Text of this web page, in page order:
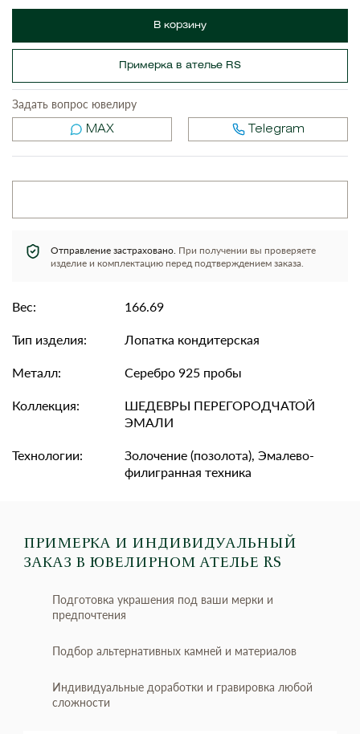
В корзину
Примерка в ателье RS
Задать вопрос ювелиру
MAX Telegram
Отправление застраховано. При получении вы проверяете
изделие и комплектацию перед подтверждением заказа.
Вес:
166.69
Тип изделия:
Лопатка кондитерская
Металл:
Серебро 925 пробы
Коллекция:
ШЕДЕВРЫ ПЕРЕГОРОДЧАТОЙ
ЭМАЛИ
Технологии:
Золочение (позолота), Эмалево-
филигранная техника
ПРИМЕРКА И ИНДИВИДУАЛЬНЫЙ
ЗАКАЗ В ЮВЕЛИРНОМ АТЕЛЬЕ RS
Подготовка украшения под ваши мерки и
предпочтения
Подбор альтернативных камней и материалов
Индивидуальные доработки и гравировка любой
сложности